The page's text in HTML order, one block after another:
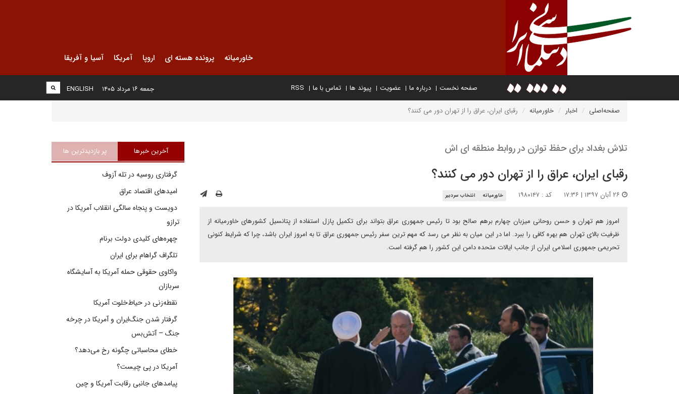
خاورمیانه پرونده هسته ای اروپا آمریکا آسیا و آفریقا
صفحه نخست درباره ما عضویت پیوند ها تماس با ما RSS
ENGLISH جمعه ۱۶ مرداد ۱۴۰۵
صفحه‌اصلی اخبار خاورمیانه رقبای ایران، عراق را از تهران دور می کنند؟
تلاش بغداد برای حفظ توازن در روابط منطقه ای اش
رقبای ایران، عراق را از تهران دور می کنند؟
کد : ۱۹۸۰۱۴۷ خاورمیانه انتخاب سردبیر
امروز هم تهران و حسن روحانی میزبان چهارم برهم صالح بود تا رئیس جمهوری عراق بتواند برای تکمیل پازل استفاده از پتانسیل کشورهای خاورمیانه از
ظرفیت بالای تهران هم بهره کافی را ببرد. اما در این میان به نظر می رسد که مهم ترین سفر رئیس جمهوری عراق تا به امروز ایران باشد، چرا که شرایط کنونی
تحریمی جمهوری اسلامی ایران از جانب ایالات متحده دامن این کشور را هم گرفته است.
آخرین خبرها پر بازدیدترین ها
گرفتاری روسیه در تله آزوف
امیدهای اقتصاد عراق
دویست و پنجاه سالگی انقلاب آمریکا در
ترازو
چهره‌های کلیدی دولت برنام
تلگراف گراهام برای ایران
واکاوی حقوقی حمله آمریکا به آسایشگاه
سربازان
نقطه‌زنی در حیاط‌خلوت آمریکا
گرفتار شدن جنگ‌ایران و آمریکا در چرخه
جنگ – آتش‌بس
خطای محاسباتی چگونه رخ می‌دهد؟
آمریکا در پی چیست؟
پیامدهای جانبی رقابت آمریکا و چین